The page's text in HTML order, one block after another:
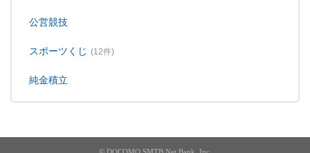
公営競技
スポーツくじ (12件)
純金積立